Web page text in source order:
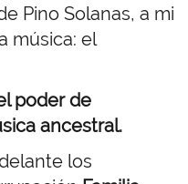
Pino Solanas, a mi
música: el
poder de
ancestral.
los